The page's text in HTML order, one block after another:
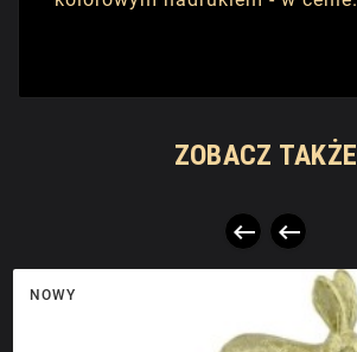
ZOBACZ TAKŻE
 
NOWY